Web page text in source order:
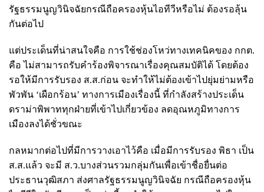
รัฐธรรมนูญวินิจฉัยกรณีถือครองหุ้นไอทีวีหรือไม่ ต้องรอลุ้น
กันต่อไป
แต่ประเด็นที่น่าสนใจคือ การใช้ช่องโหว่ทางเทคนิคของ กกต.
คือ ไม่สามารถรับคำร้องพิจารณาเรื่องคุณสมบัติได้ โดยต้อง
รอให้มีการรับรอง ส.ส.ก่อน จะทำให้ไม่ต้องเข้าไปยุ่มย่ามหรือ
พัวพัน ‘เผือกร้อน’ ทางการเมืองเรื่องนี้ ที่กำลังสร้างประเด็น
ดราม่าพิพาททุกฝ่ายที่เข้าไปเกี่ยวข้อง ลดอุณหภูมิทางการ
เมืองลงได้ชั่วขณะ
กลหมากต่อไปที่มีการวางเอาไว้คือ เมื่อมีการรับรอง พิธา เป็น
ส.ส.แล้ว จะมี ส.ว.บางส่วนรวมกลุ่มกันเพื่อเข้าชื่อยื่นต่อ
ประธานวุฒิสภา ส่งศาลรัฐธรรมนูญวินิจฉัย กรณีถือครองหุ้น